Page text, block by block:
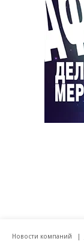
Новости компаний